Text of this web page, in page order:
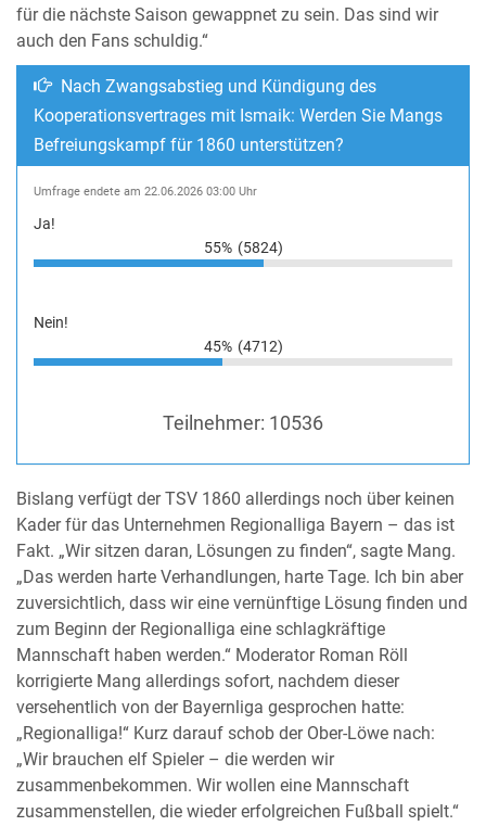
für die nächste Saison gewappnet zu sein. Das sind wir
auch den Fans schuldig.“
Nach Zwangsabstieg und Kündigung des
Kooperationsvertrages mit Ismaik: Werden Sie Mangs
Befreiungskampf für 1860 unterstützen?
Umfrage endete am 22.06.2026 03:00 Uhr
Ja!
55% (5824)
Nein!
45% (4712)
Teilnehmer: 10536
Bislang verfügt der TSV 1860 allerdings noch über keinen
Kader für das Unternehmen Regionalliga Bayern – das ist
Fakt. „Wir sitzen daran, Lösungen zu finden“, sagte Mang.
„Das werden harte Verhandlungen, harte Tage. Ich bin aber
zuversichtlich, dass wir eine vernünftige Lösung finden und
zum Beginn der Regionalliga eine schlagkräftige
Mannschaft haben werden.“ Moderator Roman Röll
korrigierte Mang allerdings sofort, nachdem dieser
versehentlich von der Bayernliga gesprochen hatte:
„Regionalliga!“ Kurz darauf schob der Ober-Löwe nach:
„Wir brauchen elf Spieler – die werden wir
zusammenbekommen. Wir wollen eine Mannschaft
zusammenstellen, die wieder erfolgreichen Fußball spielt.“